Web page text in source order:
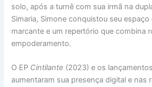
solo, após a turnê com sua irmã na
Simaria, Simone conquistou seu
marcante e um repertório que combina
empoderamento.
O EP Cintilante (2023) e os
aumentaram sua presença digital e nas